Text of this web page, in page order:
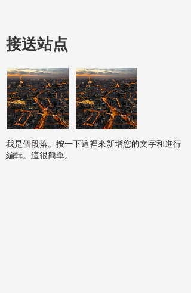
接送站点
我是個段落。按一下這裡來新增您的文字和進行
編輯。這很簡單。